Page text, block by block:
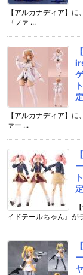
【アルカナディア】
〈ファ ...
【アルカナディア】
ァー ...
イドテールちゃん』が